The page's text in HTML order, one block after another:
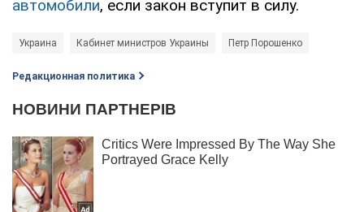
автомобили, если закон вступит в силу.
Украина Кабинет министров Украины Петр Порошенко
Редакционная политика